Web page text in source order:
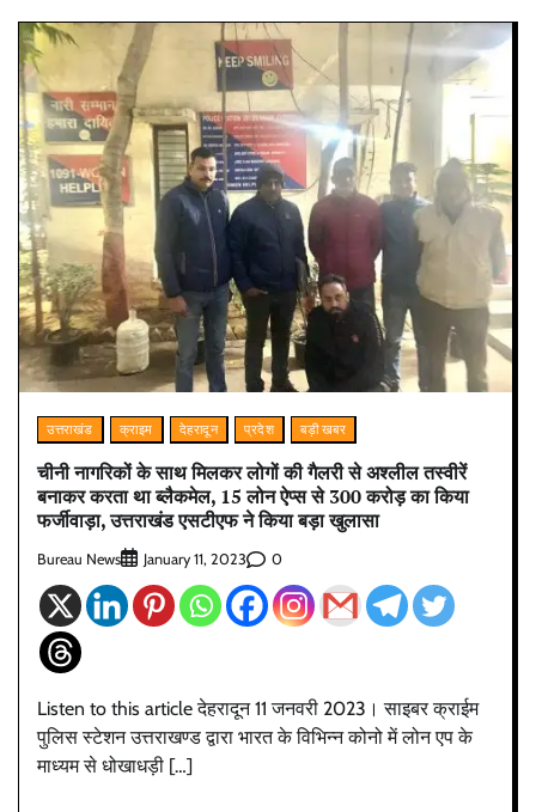
उत्तराखंड क्राइम देहरादून प्रदेश बड़ी खबर
चीनी नागरिकों के साथ मिलकर लोगों की गैलरी से अश्लील तस्वीरें
बनाकर करता था ब्लैकमेल, 15 लोन ऐप्स से 300 करोड़ का किया
फर्जीवाड़ा, उत्तराखंड एसटीएफ ने किया बड़ा खुलासा
Bureau News January 11, 2023 0
Listen to this article देहरादून 11 जनवरी 2023। साइबर क्राईम
पुलिस स्टेशन उत्तराखण्ड द्वारा भारत के विभिन्न कोनो में लोन एप के
माध्यम से धोखाधड़ी […]